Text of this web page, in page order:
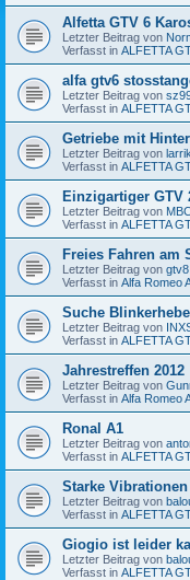
Alfetta GTV 6
Letzter Beitrag von
Verfasst in ALFETTA
alfa gtv6
Letzter Beitrag von
Verfasst in ALFETTA
Getriebe mit
Letzter Beitrag von
Verfasst in ALFETTA
Einzigartiger GTV
Letzter Beitrag von
Verfasst in ALFETTA
Freies Fahren am
Letzter Beitrag von gtv8
Verfasst in Alfa Romeo
Suche
Letzter Beitrag von
Verfasst in ALFETTA
Jahrestreffen 2012
Letzter Beitrag von
Verfasst in Alfa Romeo
Ronal A1
Letzter Beitrag von
Verfasst in ALFETTA
Starke
Letzter Beitrag von
Verfasst in ALFETTA
Giogio ist leider
Letzter Beitrag von
Verfasst in ALFETTA